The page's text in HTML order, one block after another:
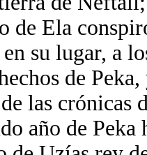
de Ela
su lugar, a
de
las crónicas
año de